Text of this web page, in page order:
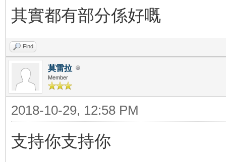
其實都有部分係好嘅
Find
莫雷拉
Member
2018-10-29, 12:58 PM
支持你支持你